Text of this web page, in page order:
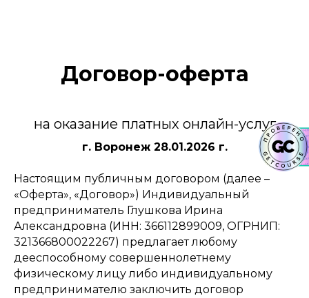
Договор-оферта
на оказание платных онлайн-услуг
г. Воронеж 28.01.2026 г.
Настоящим публичным договором (далее –
«Оферта», «Договор») Индивидуальный
предприниматель Глушкова Ирина
Александровна (ИНН: 366112899009, ОГРНИП:
321366800022267) предлагает любому
дееспособному совершеннолетнему
физическому лицу либо индивидуальному
предпринимателю заключить договор